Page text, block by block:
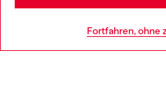
Fortfahren, ohne